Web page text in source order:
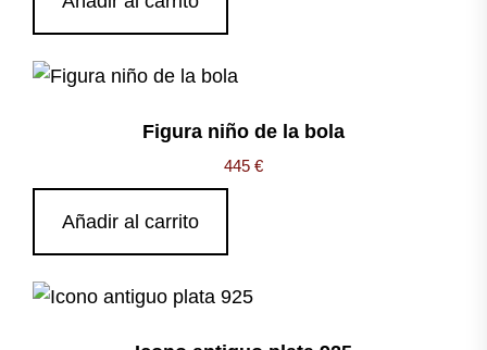
Figura niño de la bola
445 €
Añadir al carrito